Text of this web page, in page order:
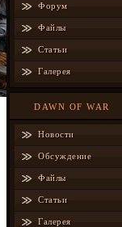
Форум
Файлы
Статьи
Галерея
DAWN OF WAR
Новости
Обсуждение
Файлы
Статьи
Галерея